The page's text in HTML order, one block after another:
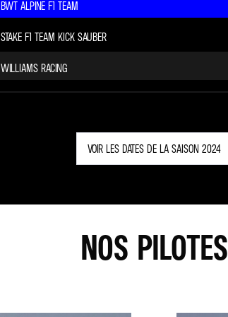
BWT ALPINE F1 TEAM
STAKE F1 TEAM KICK SAUBER
WILLIAMS RACING
VOIR LES DATES DE LA SAISON 2024
NOS PILOTES